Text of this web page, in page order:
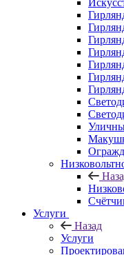
Услуги
Назад
Услуги